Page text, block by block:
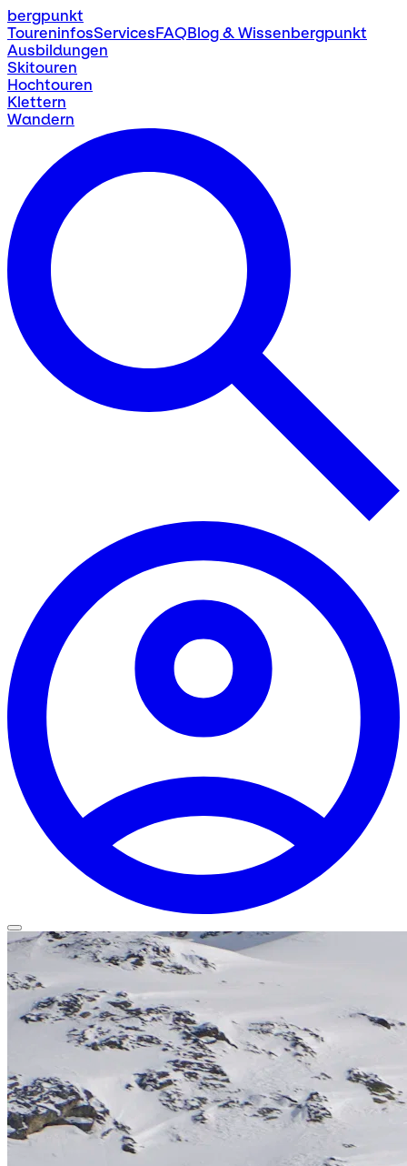
bergpunkt
ToureninfosServicesFAQBlog & Wissenbergpunkt
Ausbildungen
Skitouren
Hochtouren
Klettern
Wandern